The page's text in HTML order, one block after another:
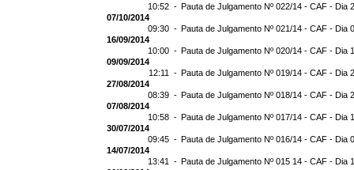
10:52 - Pauta de Julgamento Nº 022/14 - CAF - Dia
07/10/2014
09:30 - Pauta de Julgamento Nº 021/14 - CAF - Dia
16/09/2014
10:00 - Pauta de Julgamento Nº 020/14 - CAF - Dia
09/09/2014
12:11 - Pauta de Julgamento Nº 019/14 - CAF - Dia
27/08/2014
08:39 - Pauta de Julgamento Nº 018/14 - CAF - Dia
07/08/2014
10:58 - Pauta de Julgamento Nº 017/14 - CAF - Dia
30/07/2014
09:45 - Pauta de Julgamento Nº 016/14 - CAF - Dia
14/07/2014
13:41 - Pauta de Julgamento Nº 015 14 - CAF - Dia